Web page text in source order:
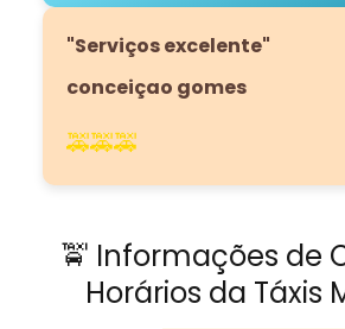
"Serviços excelente"
conceiçao gomes
🚕🚕🚕
🚖 Informações de
Horários da Táxis